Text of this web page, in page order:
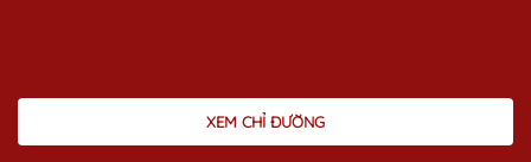
XEM CHỈ ĐƯỜNG